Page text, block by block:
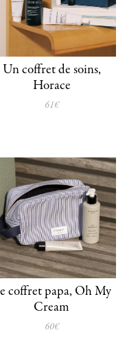
Un coffret de soins,
Horace
61€
coffret papa, Oh My
Cream
60€